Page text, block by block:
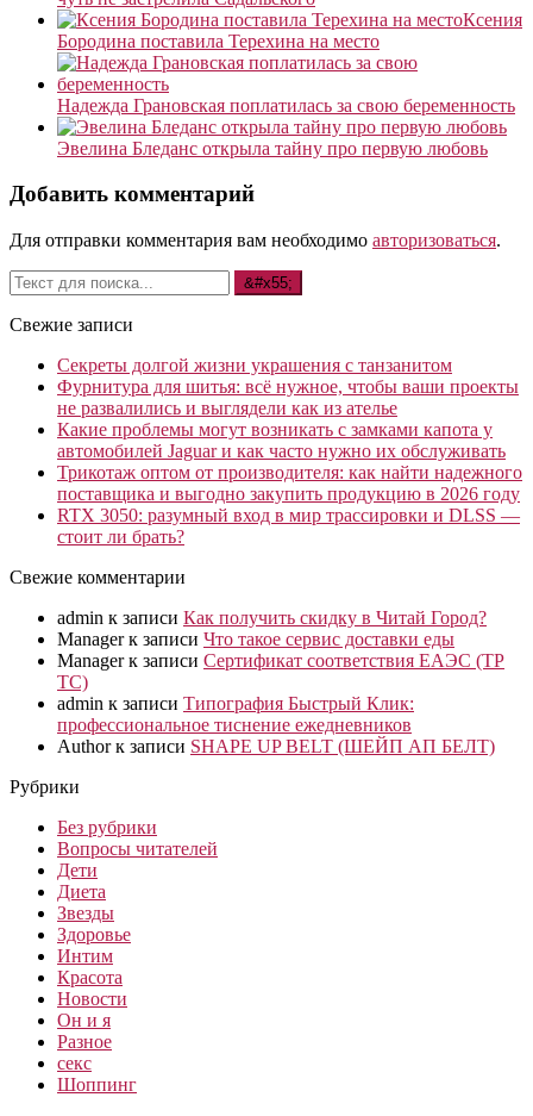
Ксения
Бородина поставила Терехина на место
Надежда Грановская поплатилась за свою беременность
Эвелина Бледанс открыла тайну про первую любовь
Добавить комментарий
Для отправки комментария вам необходимо авторизоваться.
Свежие записи
Секреты долгой жизни украшения с танзанитом
Фурнитура для шитья: всё нужное, чтобы ваши проекты
не развалились и выглядели как из ателье
Какие проблемы могут возникать с замками капота у
автомобилей Jaguar и как часто нужно их обслуживать
Трикотаж оптом от производителя: как найти надежного
поставщика и выгодно закупить продукцию в 2026 году
RTX 3050: разумный вход в мир трассировки и DLSS —
стоит ли брать?
Свежие комментарии
admin к записи Как получить скидку в Читай Город?
Managerк записи Что такое сервис доставки еды
Managerк записи Сертификат соответствия ЕАЭС (ТР
ТС)
admin к записи Типография Быстрый Клик:
профессиональное тиснение ежедневников
Authorк записи SHAPE UP BELT (ШЕЙП АП БЕЛТ)
Рубрики
Без рубрики
Вопросы читателей
Дети
Диета
Звезды
Здоровье
Интим
Красота
Новости
Он и я
Разное
секс
Шоппинг